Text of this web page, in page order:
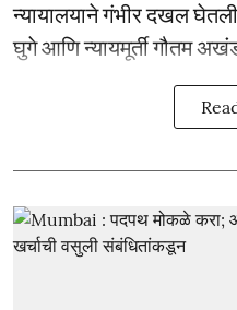
न्यायालयाने गंभीर दखल घेतली.
घुगे आणि न्यायमूर्ती गौतम